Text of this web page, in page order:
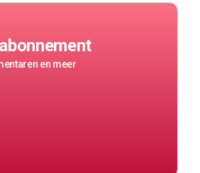
en meer